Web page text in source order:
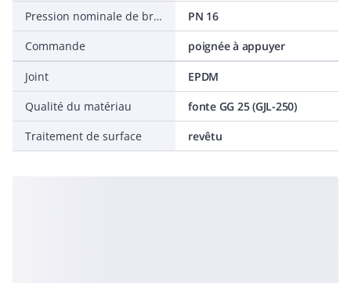
Pression nominale de bride
PN 16
Commande
poignée à appuyer
Joint
EPDM
Qualité du matériau
fonte GG 25 (GJL-250)
Traitement de surface
revêtu